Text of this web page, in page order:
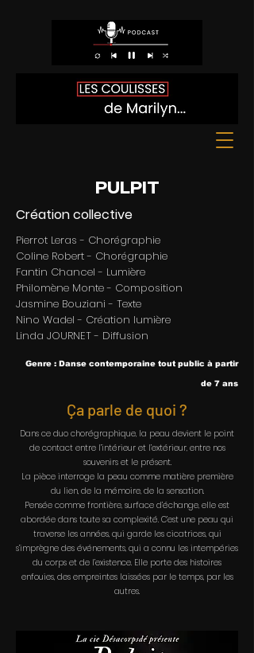
PULPIT
Création collective
Pierrot Leras - Chorégraphie
Coline Robert - Chorégraphie
Fantin Chancel - Lumière
Philomène Monte - Composition
Jasmine Bouziani - Texte
Nino Wadel - Création lumière
Linda JOURNET - Diffusion
Genre : Danse contemporaine tout public à partir
de 7 ans
Ça parle de quoi ?
Dans ce duo chorégraphique, la peau devient le point
de contact entre l’intérieur et l’extérieur, entre nos
souvenirs et le présent.
La pièce interroge la peau comme matière première
du lien, de la mémoire, de la sensation.
Pensée comme frontière, surface d’échange, elle est
abordée dans toute sa complexité. C’est une peau qui
traverse les années, qui garde les cicatrices, qui
s’imprègne des événements, qui a connu les intempéries
du corps et de l’existence. Elle porte des histoires
enfouies, des empreintes laissées par le temps, par les
autres.